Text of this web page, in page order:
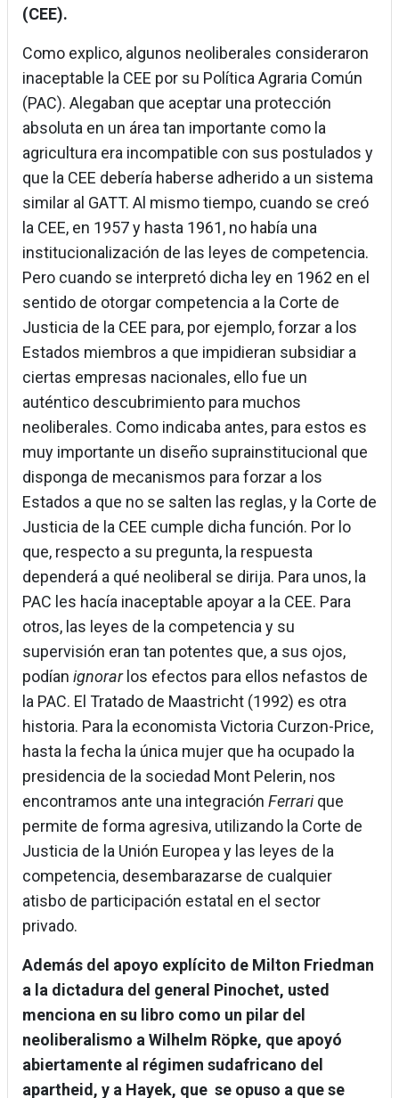
(CEE).
Como explico, algunos neoliberales consideraron
inaceptable la CEE por su Política Agraria Común
(PAC). Alegaban que aceptar una protección
absoluta en un área tan importante como la
agricultura era incompatible con sus postulados y
que la CEE debería haberse adherido a un sistema
similar al GATT. Al mismo tiempo, cuando se creó
la CEE, en 1957 y hasta 1961, no había una
institucionalización de las leyes de competencia.
Pero cuando se interpretó dicha ley en 1962 en el
sentido de otorgar competencia a la Corte de
Justicia de la CEE para, por ejemplo, forzar a los
Estados miembros a que impidieran subsidiar a
ciertas empresas nacionales, ello fue un
auténtico descubrimiento para muchos
neoliberales. Como indicaba antes, para estos es
muy importante un diseño suprainstitucional que
disponga de mecanismos para forzar a los
Estados a que no se salten las reglas, y la Corte de
Justicia de la CEE cumple dicha función. Por lo
que, respecto a su pregunta, la respuesta
dependerá a qué neoliberal se dirija. Para unos, la
PAC les hacía inaceptable apoyar a la CEE. Para
otros, las leyes de la competencia y su
supervisión eran tan potentes que, a sus ojos,
podían ignorarlos efectos para ellos nefastos de
la PAC. El Tratado de Maastricht (1992) es otra
historia. Para la economista Victoria Curzon-Price,
hasta la fecha la única mujer que ha ocupado la
presidencia de la sociedad Mont Pelerin, nos
encontramos ante una integración Ferrarique
permite de forma agresiva, utilizando la Corte de
Justicia de la Unión Europea y las leyes de la
competencia, desembarazarse de cualquier
atisbo de participación estatal en el sector
privado.
Además del apoyo explícito de Milton Friedman
a la dictadura del general Pinochet, usted
menciona en su libro como un pilar del
neoliberalismo a Wilhelm Röpke, que apoyó
abiertamente al régimen sudafricano del
apartheid, y a Hayek, que se opuso a que se